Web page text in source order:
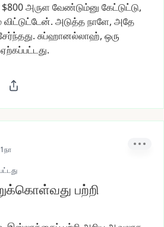
$800அருள வேண்டும்னு கேட்டுட்டு,
விட்டுட்டேன். அடுத்தநாளே, அதே
சுப்ஹானல்லாஹ், ஒரு
ஏற்கப்பட்டது.
1நா
பற்றி